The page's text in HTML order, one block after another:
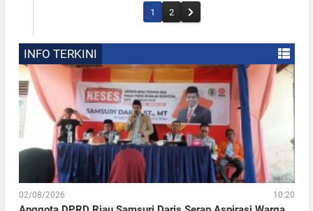
1 2
INFO TERKINI
02/08/2026 10:20